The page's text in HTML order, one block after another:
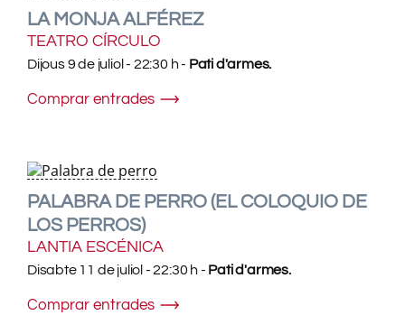
LA MONJA ALFÉREZ
TEATRO CÍRCULO
Dijous 9 de juliol - 22:30 h - Pati d'armes.
Comprar entrades
PALABRA DE PERRO (EL COLOQUIO DE
LOS PERROS)
LANTIA ESCÉNICA
Disabte 11 de juliol - 22:30 h - Pati d'armes.
Comprar entrades